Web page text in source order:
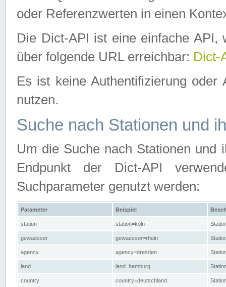
oder Referenzwerten in einen
Die Dict-API ist eine einfache API,
über folgende URL erreichbar: Dict-
Es ist keine Authentifizierung
nutzen.
Suche nach Stationen und
Um die Suche nach Stationen und
Endpunkt der Dict-API
Suchparameter genutzt werden:
Parameter Beispiel
station station=köln
gewaesser gewaesser=rhein
agency agency=dresden
land land=hamburg
country country=deutschland